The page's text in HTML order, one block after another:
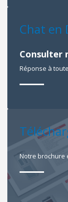
Chat en
Consulter
Réponse à
Notre brochure